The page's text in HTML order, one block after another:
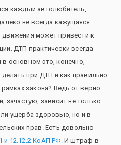
каждый автолюбитель,
не всегда кажущаяся
может привести к
ДТП практически всегда
основном это, конечно,
при ДТП и как правильно
закона? Ведь от верно
зачастую, зависит не только
ущерба здоровью, но и в
прав. Есть довольно
и 12.12.2 КоАП РФ.И штраф в